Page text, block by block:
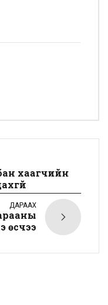
хаагчийн
ДАРААХ
өсчээ